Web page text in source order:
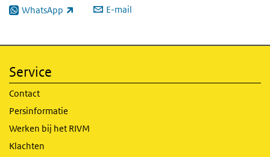
WhatsApp
(externe link) E-mail
Service
Contact
Persinformatie
Werken bij het RIVM
Klachten